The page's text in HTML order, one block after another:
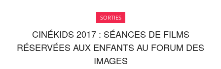
SORTIES
CINÉKIDS 2017 : SÉANCES DE FILMS
RÉSERVÉES AUX ENFANTS AU FORUM DES
IMAGES